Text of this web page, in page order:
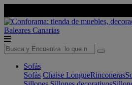
Baleares Canarias
Sofás
Sofás Chaise LongueRinconeras